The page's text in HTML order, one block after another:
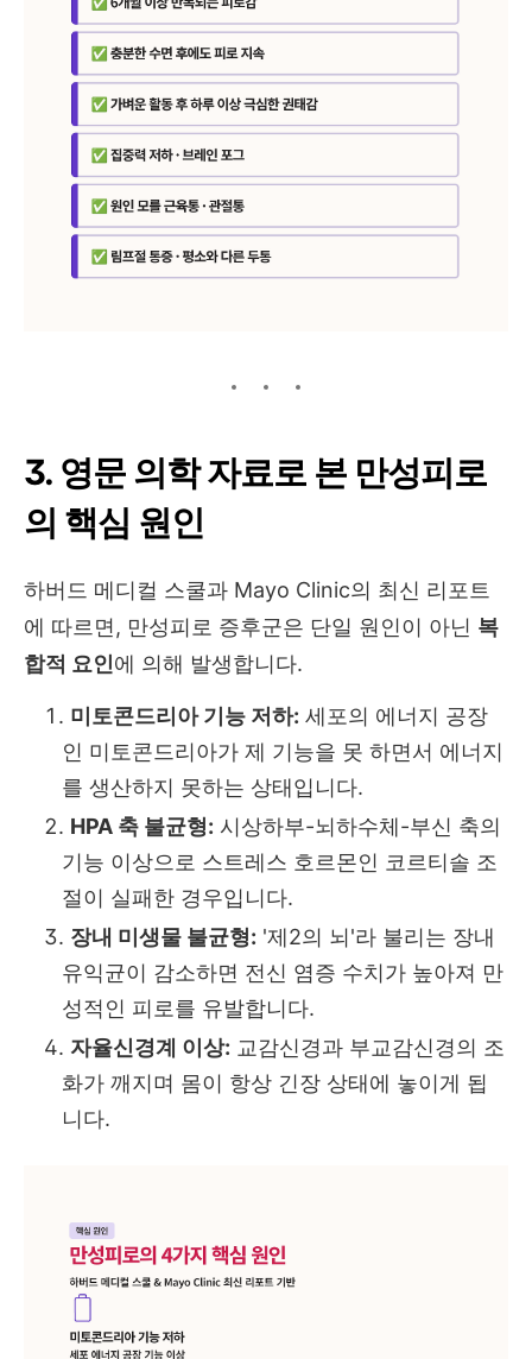
3. 영문 의학 자료로 본 만성피로
의 핵심 원인
하버드 메디컬 스쿨과 Mayo Clinic의 최신 리포트
에 따르면, 만성피로 증후군은 단일 원인이 아닌 복
합적 요인에 의해 발생합니다.
미토콘드리아 기능 저하: 세포의 에너지 공장
인 미토콘드리아가 제 기능을 못 하면서 에너지
를 생산하지 못하는 상태입니다.
HPA 축 불균형: 시상하부-뇌하수체-부신 축의
기능 이상으로 스트레스 호르몬인 코르티솔 조
절이 실패한 경우입니다.
장내 미생물 불균형: '제2의 뇌'라 불리는 장내
유익균이 감소하면 전신 염증 수치가 높아져 만
성적인 피로를 유발합니다.
자율신경계 이상: 교감신경과 부교감신경의 조
화가 깨지며 몸이 항상 긴장 상태에 놓이게 됩
니다.